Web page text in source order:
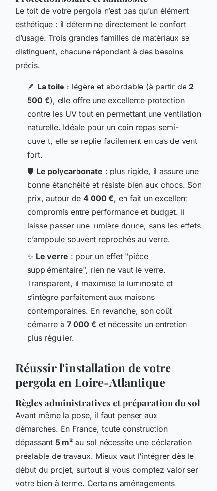
Le toit de votre pergola n’est pas qu’un élément
esthétique : il détermine directement le confort
d’usage. Trois grandes familles de matériaux se
distinguent, chacune répondant à des besoins
précis.
🪶 La toile : légère et abordable (à partir de 2
500 €), elle offre une excellente protection
contre les UV tout en permettant une ventilation
naturelle. Idéale pour un coin repas semi-
ouvert, elle se replie facilement en cas de vent
fort.
🛡️ Le polycarbonate : plus rigide, il assure une
bonne étanchéité et résiste bien aux chocs. Son
prix, autour de 4 000 €, en fait un excellent
compromis entre performance et budget. Il
laisse passer une lumière douce, sans les effets
d’ampoule souvent reprochés au verre.
✨ Le verre : pour un effet "pièce
supplémentaire", rien ne vaut le verre.
Transparent, il maximise la luminosité et
s’intègre parfaitement aux maisons
contemporaines. En revanche, son coût
démarre à 7 000 € et nécessite un entretien
plus régulier.
Réussir l'installation de votre
pergola en Loire-Atlantique
Règles administratives et préparation du sol
Avant même la pose, il faut penser aux
démarches. En France, toute construction
dépassant 5 m² au sol nécessite une déclaration
préalable de travaux. Mieux vaut l’intégrer dès le
début du projet, surtout si vous comptez valoriser
votre bien à terme. Certains aménagements